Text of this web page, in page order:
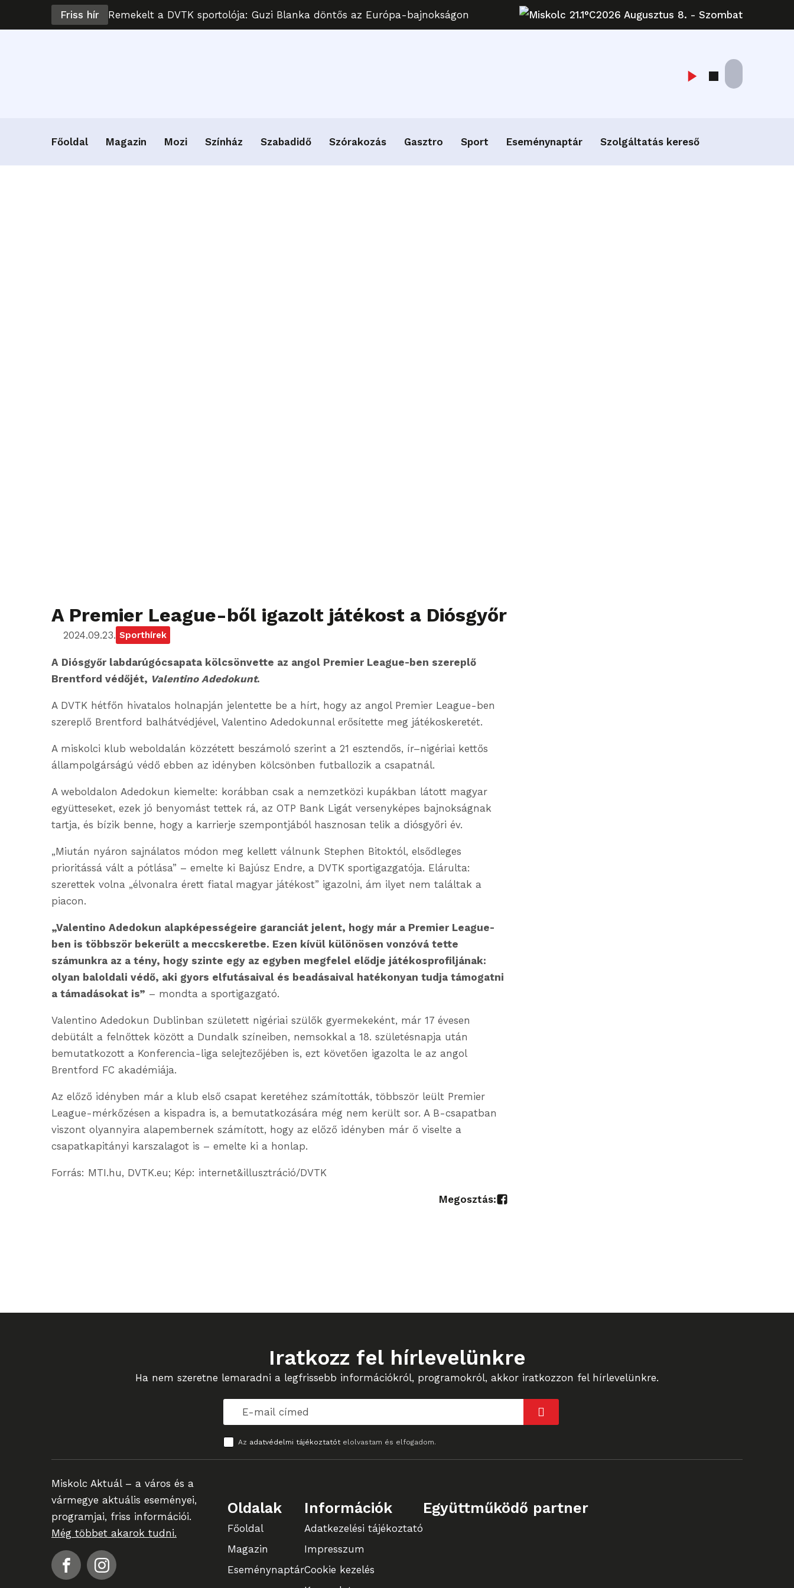
Friss hír Remekelt a DVTK sportolója: Guzi Blanka döntős az Európa-bajnokságon Miskolc 21.1°C2026 Augusztus 8. - Szombat
Főoldal Magazin Mozi Színház Szabadidő Szórakozás Gasztro Sport Eseménynaptár Szolgáltatás kereső
A Premier League-ből igazolt játékost a Diósgyőr
2024.09.23. Sporthírek
A Diósgyőr labdarúgócsapata kölcsönvette az angol Premier League-ben szereplő
Brentford védőjét, Valentino Adedokunt.
A DVTK hétfőn hivatalos holnapján jelentette be a hírt, hogy az angol Premier League-ben
szereplő Brentford balhátvédjével, Valentino Adedokunnal erősítette meg játékoskeretét.
A miskolci klub weboldalán közzétett beszámoló szerint a 21 esztendős, ír–nigériai kettős
állampolgárságú védő ebben az idényben kölcsönben futballozik a csapatnál.
A weboldalon Adedokun kiemelte: korábban csak a nemzetközi kupákban látott magyar
együtteseket, ezek jó benyomást tettek rá, az OTP Bank Ligát versenyképes bajnokságnak
tartja, és bízik benne, hogy a karrierje szempontjából hasznosan telik a diósgyőri év.
„Miután nyáron sajnálatos módon meg kellett válnunk Stephen Bitoktól, elsődleges
prioritássá vált a pótlása” – emelte ki Bajúsz Endre, a DVTK sportigazgatója. Elárulta:
szerettek volna „élvonalra érett fiatal magyar játékost” igazolni, ám ilyet nem találtak a
piacon.
„Valentino Adedokun alapképességeire garanciát jelent, hogy már a Premier League-
ben is többször bekerült a meccskeretbe. Ezen kívül különösen vonzóvá tette
számunkra az a tény, hogy szinte egy az egyben megfelel elődje játékosprofiljának:
olyan baloldali védő, aki gyors elfutásaival és beadásaival hatékonyan tudja támogatni
a támadásokat is” – mondta a sportigazgató.
Valentino Adedokun Dublinban született nigériai szülők gyermekeként, már 17 évesen
debütált a felnőttek között a Dundalk színeiben, nemsokkal a 18. születésnapja után
bemutatkozott a Konferencia-liga selejtezőjében is, ezt követően igazolta le az angol
Brentford FC akadémiája.
Az előző idényben már a klub első csapat keretéhez számították, többször leült Premier
League-mérkőzésen a kispadra is, a bemutatkozására még nem került sor. A B-csapatban
viszont olyannyira alapembernek számított, hogy az előző idényben már ő viselte a
csapatkapitányi karszalagot is – emelte ki a honlap.
Forrás: MTI.hu, DVTK.eu; Kép: internet&illusztráció/DVTK
Megosztás:
Iratkozz fel hírlevelünkre
Ha nem szeretne lemaradni a legfrissebb információkról, programokról, akkor iratkozzon fel hírlevelünkre.
Az adatvédelmi tájékoztatótelolvastam és elfogadom.
Miskolc Aktuál – a város és a
vármegye aktuális eseményei,
programjai, friss információi.
Még többet akarok tudni.
Oldalak
Főoldal
Magazin
Eseménynaptár
Információk
Adatkezelési tájékoztató
Impresszum
Cookie kezelés
Együttműködő partner